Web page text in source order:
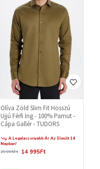
Olíva Zöld Slim Fit Hosszú
Ujjú Férfi Ing - 100% Pamut -
Cápa Gallér - TUDORS
A Legalacsonyabb Ár Az Elmúlt 14
Napban!
14 995Ft
29 995Ft